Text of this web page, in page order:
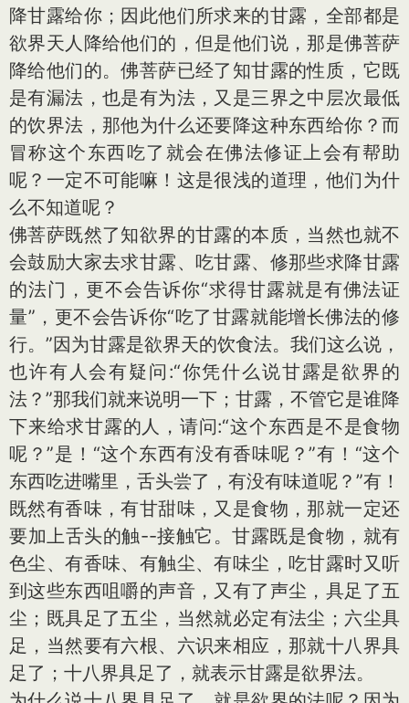
降甘露给你；因此他们所求来的甘露，全部都是
欲界天人降给他们的，但是他们说，那是佛菩萨
降给他们的。佛菩萨已经了知甘露的性质，它既
是有漏法，也是有为法，又是三界之中层次最低
的饮界法，那他为什么还要降这种东西给你？而
冒称这个东西吃了就会在佛法修证上会有帮助
呢？一定不可能嘛！这是很浅的道理，他们为什
么不知道呢？
佛菩萨既然了知欲界的甘露的本质，当然也就不
会鼓励大家去求甘露、吃甘露、修那些求降甘露
的法门，更不会告诉你“求得甘露就是有佛法证
量”，更不会告诉你“吃了甘露就能增长佛法的修
行。”因为甘露是欲界天的饮食法。我们这么说，
也许有人会有疑问:“你凭什么说甘露是欲界的
法？”那我们就来说明一下；甘露，不管它是谁降
下来给求甘露的人，请问:“这个东西是不是食物
呢？”是！“这个东西有没有香味呢？”有！“这个
东西吃进嘴里，舌头尝了，有没有味道呢？”有！
既然有香味，有甘甜味，又是食物，那就一定还
要加上舌头的触--接触它。甘露既是食物，就有
色尘、有香味、有触尘、有味尘，吃甘露时又听
到这些东西咀嚼的声音，又有了声尘，具足了五
尘；既具足了五尘，当然就必定有法尘；六尘具
足，当然要有六根、六识来相应，那就十八界具
足了；十八界具足了，就表示甘露是欲界法。